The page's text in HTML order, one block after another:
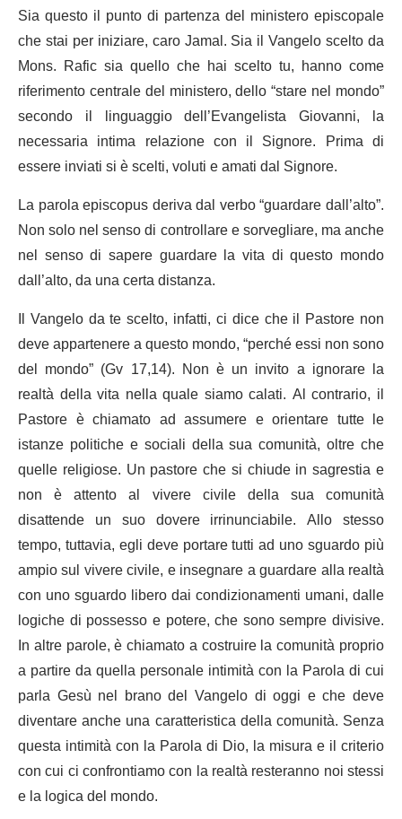
Sia questo il punto di partenza del ministero episcopale
che stai per iniziare, caro Jamal. Sia il Vangelo scelto da
Mons. Rafic sia quello che hai scelto tu, hanno come
riferimento centrale del ministero, dello “stare nel mondo”
secondo il linguaggio dell’Evangelista Giovanni, la
necessaria intima relazione con il Signore. Prima di
essere inviati si è scelti, voluti e amati dal Signore.
La parola episcopus deriva dal verbo “guardare dall’alto”.
Non solo nel senso di controllare e sorvegliare, ma anche
nel senso di sapere guardare la vita di questo mondo
dall’alto, da una certa distanza.
Il Vangelo da te scelto, infatti, ci dice che il Pastore non
deve appartenere a questo mondo, “perché essi non sono
del mondo” (Gv 17,14). Non è un invito a ignorare la
realtà della vita nella quale siamo calati. Al contrario, il
Pastore è chiamato ad assumere e orientare tutte le
istanze politiche e sociali della sua comunità, oltre che
quelle religiose. Un pastore che si chiude in sagrestia e
non è attento al vivere civile della sua comunità
disattende un suo dovere irrinunciabile. Allo stesso
tempo, tuttavia, egli deve portare tutti ad uno sguardo più
ampio sul vivere civile, e insegnare a guardare alla realtà
con uno sguardo libero dai condizionamenti umani, dalle
logiche di possesso e potere, che sono sempre divisive.
In altre parole, è chiamato a costruire la comunità proprio
a partire da quella personale intimità con la Parola di cui
parla Gesù nel brano del Vangelo di oggi e che deve
diventare anche una caratteristica della comunità. Senza
questa intimità con la Parola di Dio, la misura e il criterio
con cui ci confrontiamo con la realtà resteranno noi stessi
e la logica del mondo.